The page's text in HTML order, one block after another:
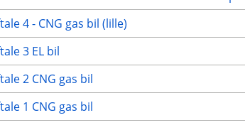
4 - CNG gas bil (lille)
3 EL bil
2 CNG gas bil
1 CNG gas bil